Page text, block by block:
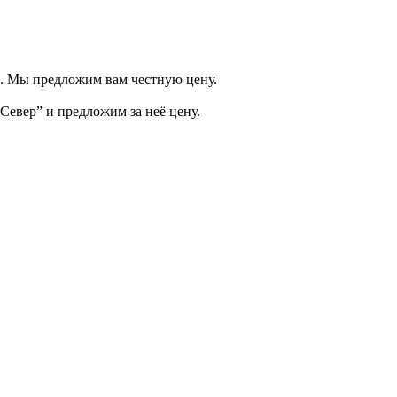
Мы предложим вам честную цену.
и предложим за неё цену.